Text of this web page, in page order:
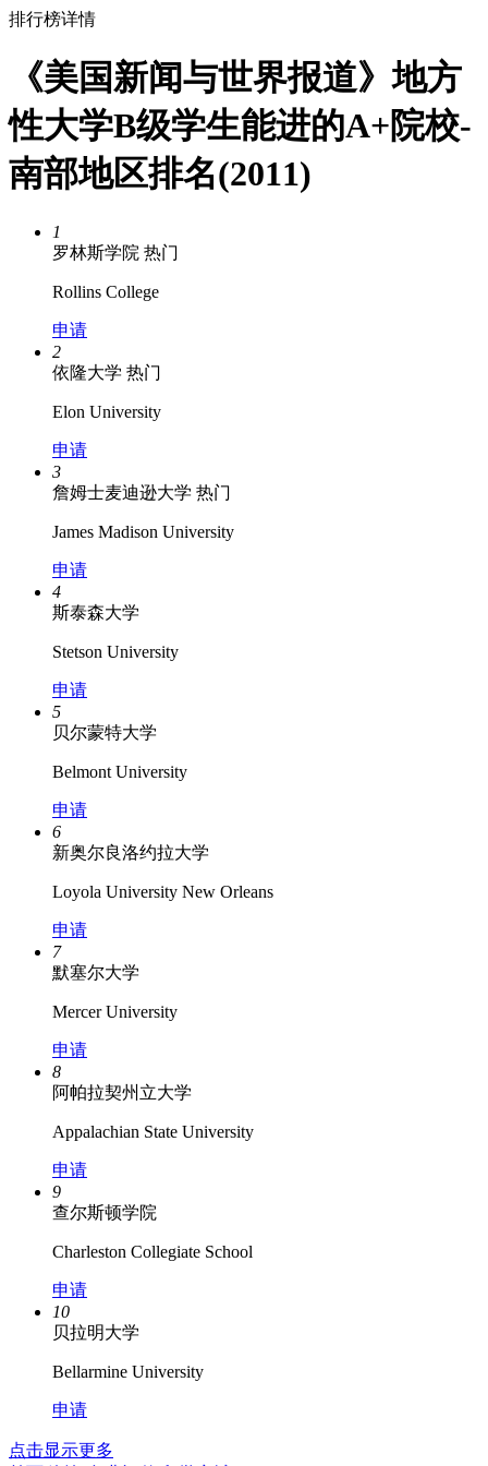
排行榜详情
《美国新闻与世界报道》地方
性大学B级学生能进的A+院校-
南部地区排名(2011)
1
罗林斯学院 热门
Rollins College
申请
2
依隆大学 热门
Elon University
申请
3
詹姆士麦迪逊大学 热门
James Madison University
申请
4
斯泰森大学
Stetson University
申请
5
贝尔蒙特大学
Belmont University
申请
6
新奥尔良洛约拉大学
Loyola University New Orleans
申请
7
默塞尔大学
Mercer University
申请
8
阿帕拉契州立大学
Appalachian State University
申请
9
查尔斯顿学院
Charleston Collegiate School
申请
10
贝拉明大学
Bellarmine University
申请
点击显示更多